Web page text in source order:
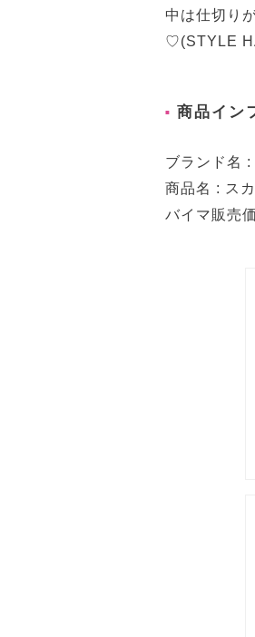
中は仕切り
♡(STYLE
商品イン
ブランド名
商品名 : ス
バイマ販売